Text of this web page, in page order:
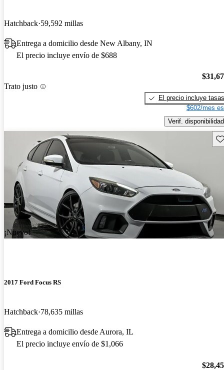
Hatchback 59,592 millas
Entrega a domicilio desde New Albany, IN
El precio incluye envío de $688
Trato justo
El precio incluye tasas
$602/mes
Verif. disponibilidad
¡Nuevo!
2017 Ford Focus RS
Hatchback 78,635 millas
Entrega a domicilio desde Aurora, IL
El precio incluye envío de $1,066